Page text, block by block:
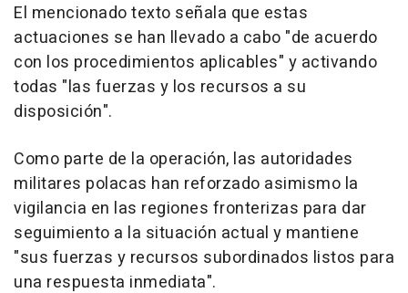
El mencionado texto señala que estas
actuaciones se han llevado a cabo "de acuerdo
con los procedimientos aplicables" y activando
todas "las fuerzas y los recursos a su
disposición".
Como parte de la operación, las autoridades
militares polacas han reforzado asimismo la
vigilancia en las regiones fronterizas para dar
seguimiento a la situación actual y mantiene
"sus fuerzas y recursos subordinados listos para
una respuesta inmediata".